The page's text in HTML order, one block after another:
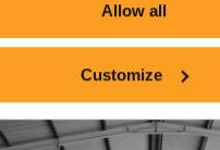
Allow all
Customize